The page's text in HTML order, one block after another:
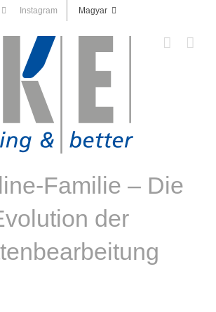
Instagram Magyar
Familie – Die
der